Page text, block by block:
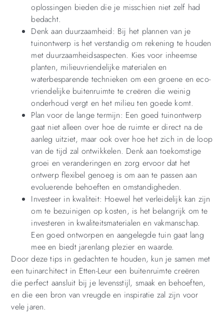
oplossingen bieden die je misschien niet zelf had
bedacht.
Denk aan duurzaamheid: Bij het plannen van je
tuinontwerp is het verstandig om rekening te houden
met duurzaamheidsaspecten. Kies voor inheemse
planten, milieuvriendelijke materialen en
waterbesparende technieken om een groene en eco-
vriendelijke buitenruimte te creëren die weinig
onderhoud vergt en het milieu ten goede komt.
Plan voor de lange termijn: Een goed tuinontwerp
gaat niet alleen over hoe de ruimte er direct na de
aanleg uitziet, maar ook over hoe het zich in de loop
van de tijd zal ontwikkelen. Denk aan toekomstige
groei en veranderingen en zorg ervoor dat het
ontwerp flexibel genoeg is om aan te passen aan
evoluerende behoeften en omstandigheden.
Investeer in kwaliteit: Hoewel het verleidelijk kan zijn
om te bezuinigen op kosten, is het belangrijk om te
investeren in kwaliteitsmaterialen en vakmanschap.
Een goed ontworpen en aangelegde tuin gaat lang
mee en biedt jarenlang plezier en waarde.
Door deze tips in gedachten te houden, kun je samen met
een tuinarchitect in Etten-Leur een buitenruimte creëren
die perfect aansluit bij je levensstijl, smaak en behoeften,
en die een bron van vreugde en inspiratie zal zijn voor
vele jaren.